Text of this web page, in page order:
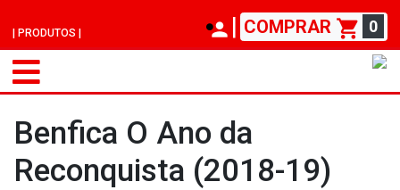
| PRODUTOS | | COMPRAR 0
Benfica O Ano da
Reconquista (2018-19)